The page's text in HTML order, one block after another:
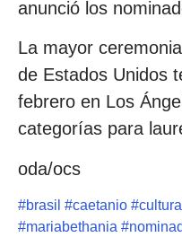
anunció los
La mayor
de Estados Unidos
febrero en Los
categorías para
oda/ocs
#brasil #caetanio #cultura
#mariabethania #